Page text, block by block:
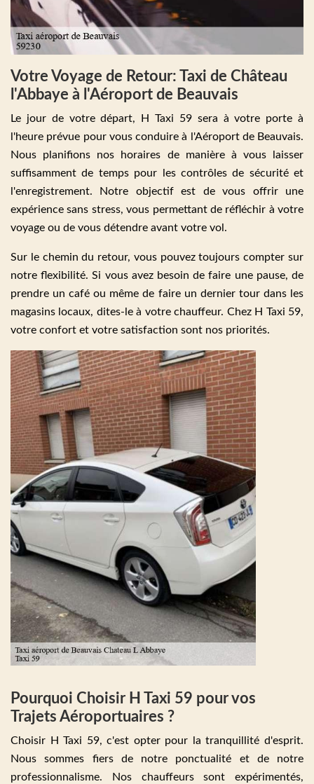
Votre Voyage de Retour: Taxi de Château
l'Abbaye à l'Aéroport de Beauvais
Le jour de votre départ, H Taxi 59 sera à votre porte à
l'heure prévue pour vous conduire à l'Aéroport de Beauvais.
Nous planifions nos horaires de manière à vous laisser
suffisamment de temps pour les contrôles de sécurité et
l'enregistrement. Notre objectif est de vous offrir une
expérience sans stress, vous permettant de réfléchir à votre
voyage ou de vous détendre avant votre vol.
Sur le chemin du retour, vous pouvez toujours compter sur
notre flexibilité. Si vous avez besoin de faire une pause, de
prendre un café ou même de faire un dernier tour dans les
magasins locaux, dites-le à votre chauffeur. Chez H Taxi 59,
votre confort et votre satisfaction sont nos priorités.
Pourquoi Choisir H Taxi 59 pour vos
Trajets Aéroportuaires ?
Choisir H Taxi 59, c'est opter pour la tranquillité d'esprit.
Nous sommes fiers de notre ponctualité et de notre
professionnalisme. Nos chauffeurs sont expérimentés,